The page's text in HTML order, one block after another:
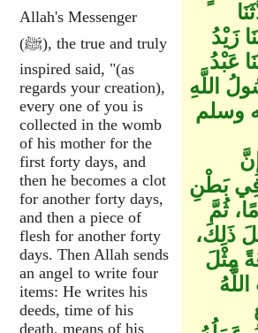
Allah's Messenger
(ﷺ), the true and truly
inspired said, "(as
regards your creation),
every one of you is
collected in the womb
of his mother for the
first forty days, and
then he becomes a clot
for another forty days,
and then a piece of
flesh for another forty
days. Then Allah sends
an angel to write four
items: He writes his
deeds, time of his
death, means of his
زَيْدُ
عَبْدُ
اللَّهِ
وسلم
بَطْنِ
ثُمَّ
ذَلِكَ،
مِثْلَ